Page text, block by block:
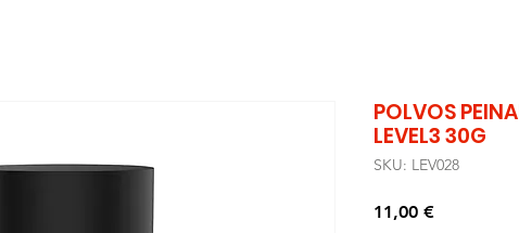
POLVOS
LEVEL3 30G
SKU: LEV028
11,00 €Precio